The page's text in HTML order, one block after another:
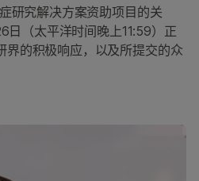
研究解决方案资助项目的关
日（太平洋时间晚上11:59）正
界的积极响应，以及所提交的众